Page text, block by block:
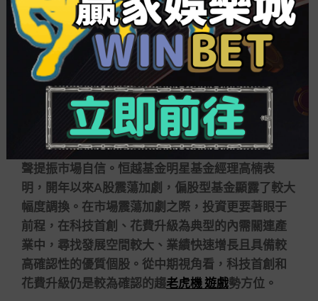
林英睿控制的廣發睿毅領先2只基金均解除申購限
制。
滬上一位基金研討員表明，基金鬆開申購往往
暗含了基金公司對市場的見解，當其預測市場公價
好轉時，便會鬆開限購，同時有利于率領投資者更
理性對待市場下跌。
基金自購和鬆開申購的同時，基金經理紛飛作
聲提振市場自信。恒越基金明星基金經理高楠表
明，開年以來A股震蕩加劇，偏股型基金顯露了較大
幅度調換。在市場震蕩加劇之際，投資更要著眼于
前程，在科技首創、花費升級為典型的內需關連產
業中，尋找發展空間較大、業績快速增長且具備較
高確認性的優質個股。從中期視角看，科技首創和
花費升級仍是較為確認的趨老虎機 遊戲勢方位。